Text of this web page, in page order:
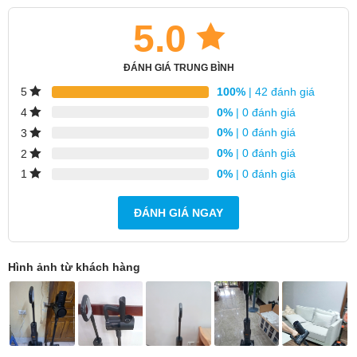
Ưu điểm nổi bật của máy hút bụi lau nhà Roborock
đầu hút thay thế
2.1. Máy hút bụi lau sàn làm sạch sâu và toàn diện
2.2.Máy hút bụi giường đệm cho không giản ngủ
sạch sẽ
2.3.Máy hút bụi cầm tay không dây với hiệu suất ổn
5.0
ĐÁNH GIÁ TRUNG BÌNH
5 100% | 42 đánh giá
4
0% | 0 đánh giá
3
0% | 0 đánh giá
2
0% | 0 đánh giá
1
0% | 0 đánh giá
ĐÁNH GIÁ NGAY
Hình ảnh từ khách hàng